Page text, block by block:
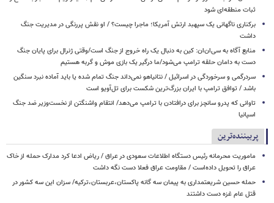
ثبات منطقه‌ای شود
برکناری ناگهانی یک سپهبد ارتش آمریکا؛ ماجرا چیست؟ / او نقش پررنگی در مدیریت جنگ
داشت
منابع آگاه به سی‌ان‌ان: کین به دنبال یک راه خروج از جنگ است/وقتی ژنرال برای پایان جنگ
دست به دامان حلقه ترامپ می‌شود/ما درگیر یک بازی موش و گربه هستیم
سردرگمی و سرخوردگی در اسرائیل / نتانیاهو نمی‌داند جنگ تمام شده یا باید آماده نبرد سنگین
باشد / توافق ترامپ با ایران بزرگ‌ترین شکست برای تل‌آویو است
تاوانی که پدرو سانچز برای درافتادن با ترامپ می‌دهد/ انتقام واشنگتن از نخست‌وزیر ضد جنگ
اسپانیا
پربیننده‌ترین
ماموریت محرمانه رئیس دستگاه اطلاعات سعودی در عراق / ریاض ادعا کرد مدارک حمله از خاک
عراق را تحویل داده‌است / مقاومت عراق فعلا دست نگه داشت
حمله حسین شریعتمداری به پیمان سه گانه پاکستان،عربستان،ترکیه/ سزان این سه کشور در
قتل عام غزه دست داشتند